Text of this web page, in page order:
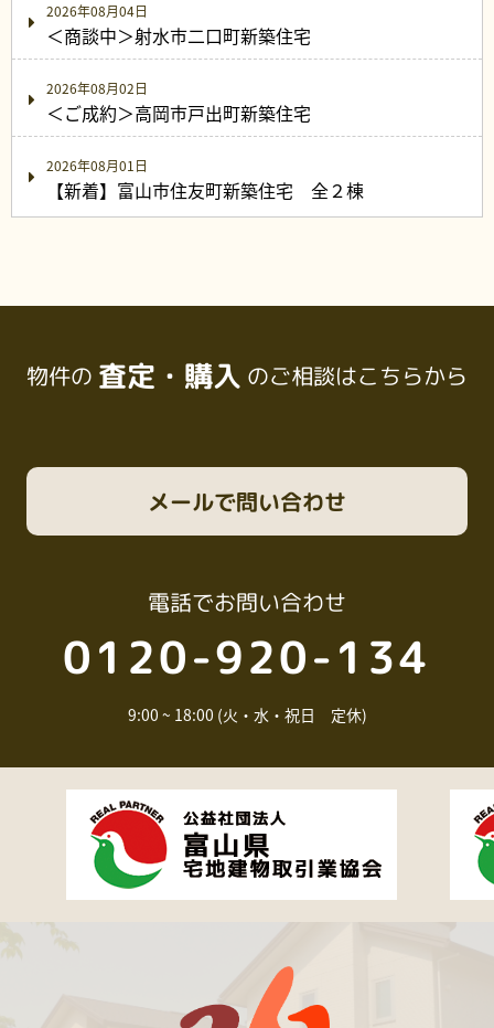
2026年08月04日
＜商談中＞射水市二口町新築住宅
2026年08月02日
＜ご成約＞高岡市戸出町新築住宅
2026年08月01日
【新着】富山市住友町新築住宅 全２棟
物件の 査定・購入 のご相談はこちらから
電話でお問い合わせ
0120-920-134
9:00 ~ 18:00 (火・水・祝日 定休)
メールで問い合わせ